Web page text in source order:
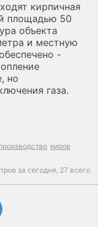
кирпичная
площадью 50
объекта
и местную
-
но
газа.
киров
за сегодня, 27 всего.